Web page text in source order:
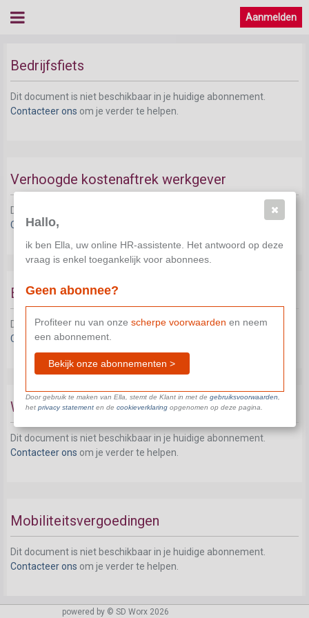
Aanmelden
Bedrijfsfiets
Dit document is niet beschikbaar in je huidige abonnement.
Contacteer ons om je verder te helpen.
Verhoogde kostenaftrek werkgever
Dit document is niet beschikbaar in je huidige abonnement.
Contacteer ons
Bedrijfsmotorfiets
Dit document is niet beschikbaar in je huidige abonnement.
Contacteer onsom je verder te helpen.
Wandelvergoeding
Dit document is niet beschikbaar in je huidige abonnement.
Contacteer ons om je verder te helpen.
Mobiliteitsvergoedingen
Dit document is niet beschikbaar in je huidige abonnement.
Contacteer ons om je verder te helpen.
powered by © SD Worx 2026
Hallo,
ik ben Ella, uw online HR-assistente. Het antwoord op deze
vraag is enkel toegankelijk voor abonnees.
Geen abonnee?
Profiteer nu van onze scherpe voorwaarden en neem
een abonnement.
Bekijk onze abonnementen >
Door gebruik te maken van Ella, stemt de Klant in met de gebruiksvoorwaarden
het privacy statementen de cookieverklaringopgenomen op deze pagina.